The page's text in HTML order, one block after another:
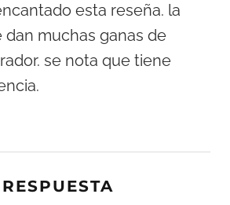
esta reseña. la
dan muchas ganas de
se nota que tiene